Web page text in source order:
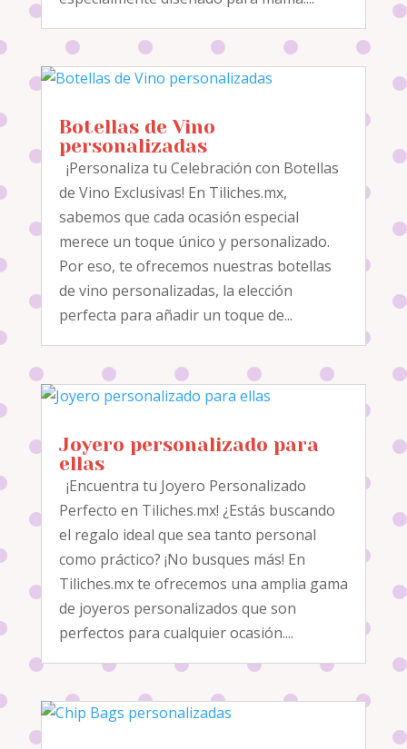
Botellas de Vino
personalizadas
¡Personaliza tu Celebración con Botellas
de Vino Exclusivas! En Tiliches.mx,
sabemos que cada ocasión especial
merece un toque único y personalizado.
Por eso, te ofrecemos nuestras botellas
de vino personalizadas, la elección
perfecta para añadir un toque de...
Joyero personalizado para
ellas
¡Encuentra tu Joyero Personalizado
Perfecto en Tiliches.mx! ¿Estás buscando
el regalo ideal que sea tanto personal
como práctico? ¡No busques más! En
Tiliches.mx te ofrecemos una amplia gama
de joyeros personalizados que son
perfectos para cualquier ocasión....